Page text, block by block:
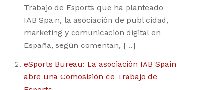
Trabajo de Esports que ha planteado
IAB Spain, la asociación de publicidad,
marketing y comunicación digital en
España, según comentan, […]
eSports Bureau: La asociación IAB Spain
abre una Comosisión de Trabajo de